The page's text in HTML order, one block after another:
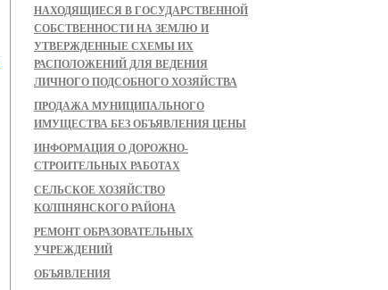
НАХОДЯЩИЕСЯ В ГОСУДАРСТВЕННОЙ
СОБСТВЕННОСТИ НА ЗЕМЛЮ И
УТВЕРЖДЕННЫЕ СХЕМЫ ИХ
РАСПОЛОЖЕНИЙ ДЛЯ ВЕДЕНИЯ
ЛИЧНОГО ПОДСОБНОГО ХОЗЯЙСТВА
ПРОДАЖА МУНИЦИПАЛЬНОГО
ИМУЩЕСТВА БЕЗ ОБЪЯВЛЕНИЯ ЦЕНЫ
ИНФОРМАЦИЯ О ДОРОЖНО-
СТРОИТЕЛЬНЫХ РАБОТАХ
СЕЛЬСКОЕ ХОЗЯЙСТВО
КОЛПНЯНСКОГО РАЙОНА
РЕМОНТ ОБРАЗОВАТЕЛЬНЫХ
УЧРЕЖДЕНИЙ
ОБЪЯВЛЕНИЯ